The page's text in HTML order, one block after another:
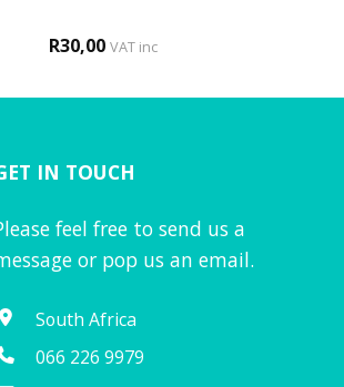
R30,00 VAT inc
IN TOUCH
feel free to send us a
or pop us an email.
South Africa
066 226 9979